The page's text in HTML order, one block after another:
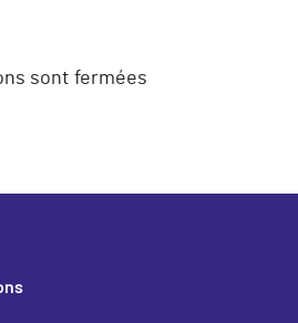
sont fermées